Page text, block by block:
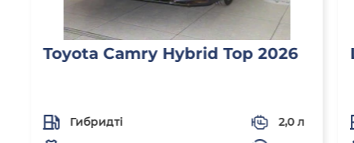
Toyota Camry Hybrid Top 2026
Гибридті
2,0 л